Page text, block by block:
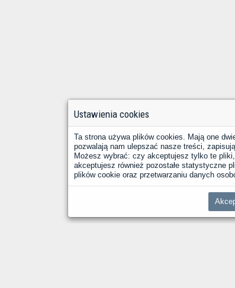
Ustawienia cookies
Ta strona używa plików cookies. Mają one
pozwalają nam ulepszać nasze treści,
Możesz wybrać: czy akceptujesz tylko te
akceptujesz również pozostałe statystyczne
plików cookie oraz przetwarzaniu danych